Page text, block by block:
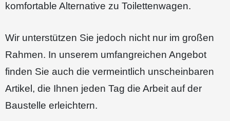
komfortable Alternative zu Toilettenwagen.
Wir unterstützen Sie jedoch nicht nur im großen
Rahmen. In unserem umfangreichen Angebot
finden Sie auch die vermeintlich unscheinbaren
Artikel, die Ihnen jeden Tag die Arbeit auf der
Baustelle erleichtern.